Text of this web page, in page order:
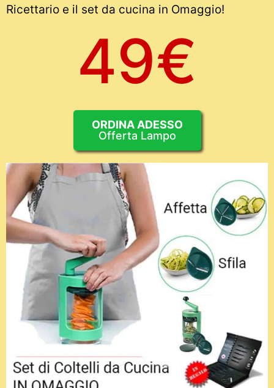
Ricettario e il set da cucina in Omaggio!
49€
ORDINA ADESSO
Offerta Lampo